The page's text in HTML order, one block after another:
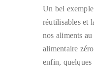
Un bel
réutilisables et
nos aliments
alimentaire
enfin, quelques